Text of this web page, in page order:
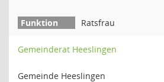
Ratsfrau
Gemeinderat Heeslingen
Gemeinde Heeslingen